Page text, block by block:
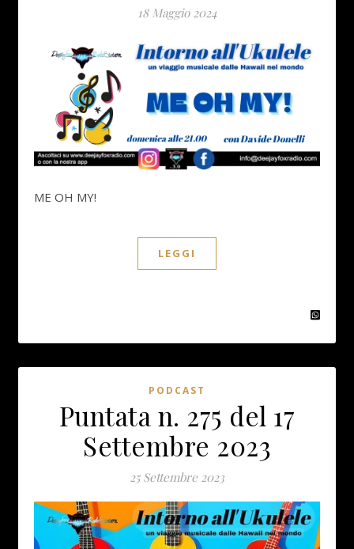
18 Maggio 2024
ME OH MY!
LEGGI
PODCAST
Puntata n. 275 del 17
Settembre 2023
25 Settembre 2023